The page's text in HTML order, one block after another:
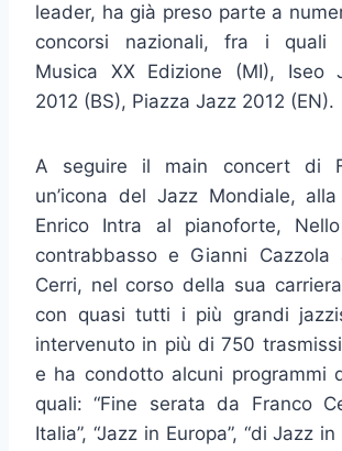
leader, ha già preso parte a
concorsi nazionali, fra i quali
Musica XX Edizione (MI), Iseo
2012 (BS), Piazza Jazz 2012 (EN).
A seguire il main concert di
un’icona del Jazz Mondiale,
Enrico Intra al pianoforte,
contrabbasso e Gianni Cazzola
Cerri, nel corso della sua
con quasi tutti i più grandi
intervenuto in più di 750
e ha condotto alcuni programmi
quali: “Fine serata da Franco
Italia”, “Jazz in Europa”, “di Jazz in